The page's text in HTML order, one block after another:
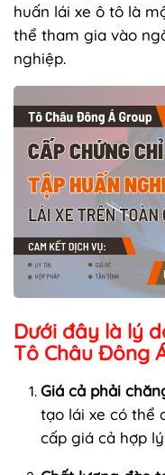
huấn lái xe ô tô là
thể tham gia vào
nghiệp.
Dưới đây là lý
Tô Châu Đông
Giá cả phải
tạo lái xe có thể
cấp giá cả hợp